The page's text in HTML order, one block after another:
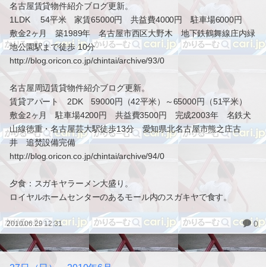
名古屋賃貸物件紹介ブログ更新。
1LDK 54平米 家賃65000円 共益費4000円 駐車場6000円
敷金2ヶ月 築1989年 名古屋市西区大野木 地下鉄鶴舞線庄内緑
地公園駅まで徒歩 10分
http://blog.oricon.co.jp/chintai/archive/93/0
名古屋周辺賃貸物件紹介ブログ更新。
賃貸アパート 2DK 59000円（42平米）～65000円（51平米）
敷金2ヶ月 駐車場4200円 共益費3500円 完成2003年 名鉄犬
山線徳重・名古屋芸大駅徒歩13分 愛知県北名古屋市熊之庄古
井 追焚設備完備
http://blog.oricon.co.jp/chintai/archive/94/0
夕食：スガキヤラーメン大盛り。
ロイヤルホームセンターのあるモール内のスガキヤで食す。
2010.06.29 12:31 0